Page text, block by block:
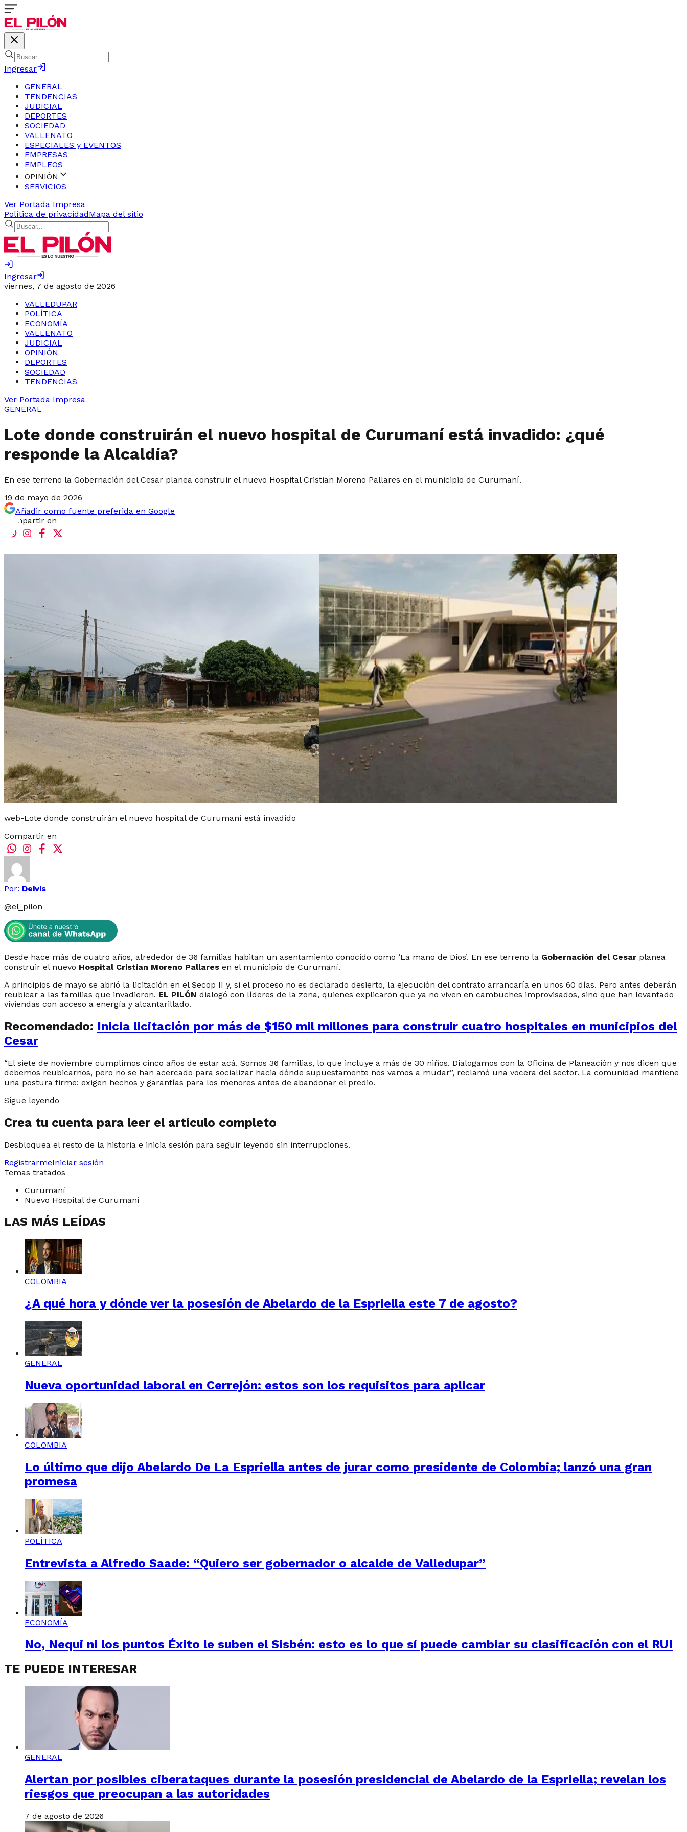
Ingresar
GENERAL
TENDENCIAS
JUDICIAL
DEPORTES
SOCIEDAD
VALLENATO
ESPECIALES y EVENTOS
EMPRESAS
EMPLEOS
OPINIÓN
SERVICIOS
Ver Portada Impresa
Política de privacidadMapa del sitio
Ingresar
viernes, 7 de agosto de 2026
VALLEDUPAR
POLÍTICA
ECONOMÍA
VALLENATO
JUDICIAL
OPINIÓN
DEPORTES
SOCIEDAD
TENDENCIAS
Ver Portada Impresa
GENERAL
Lote donde construirán el nuevo hospital de Curumaní está invadido: ¿qué
responde la Alcaldía?
En ese terreno la Gobernación del Cesar planea construir el nuevo Hospital Cristian Moreno Pallares en el municipio de Curumaní.
19 de mayo de 2026
Añadir como fuente preferida en Google
Compartir en
web-Lote donde construirán el nuevo hospital de Curumaní está invadido
Compartir en
Por: Deivis
@el_pilon
Desde hace más de cuatro años, alrededor de 36 familias habitan un asentamiento conocido como ‘La mano de Dios’. En ese terreno la Gobernación del Cesar planea
construir el nuevo Hospital Cristian Moreno Pallares en el municipio de Curumaní.
A principios de mayo se abrió la licitación en el Secop II y, si el proceso no es declarado desierto, la ejecución del contrato arrancaría en unos 60 días. Pero antes deberán
reubicar a las familias que invadieron. EL PILÓN dialogó con líderes de la zona, quienes explicaron que ya no viven en cambuches improvisados, sino que han levantado
viviendas con acceso a energía y alcantarillado.
Recomendado: Inicia licitación por más de $150 mil millones para construir cuatro hospitales en municipios del
Cesar
“El siete de noviembre cumplimos cinco años de estar acá. Somos 36 familias, lo que incluye a más de 30 niños. Dialogamos con la Oficina de Planeación y nos dicen que
debemos reubicarnos, pero no se han acercado para socializar hacia dónde supuestamente nos vamos a mudar”, reclamó una vocera del sector. La comunidad mantiene
una postura firme: exigen hechos y garantías para los menores antes de abandonar el predio.
Sigue leyendo
Crea tu cuenta para leer el artículo completo
Desbloquea el resto de la historia e inicia sesión para seguir leyendo sin interrupciones.
RegistrarmeIniciar sesión
Temas tratados
Curumaní
Nuevo Hospital de Curumaní
LAS MÁS LEÍDAS
COLOMBIA
¿A qué hora y dónde ver la posesión de Abelardo de la Espriella este 7 de agosto?
GENERAL
Nueva oportunidad laboral en Cerrejón: estos son los requisitos para aplicar
COLOMBIA
Lo último que dijo Abelardo De La Espriella antes de jurar como presidente de Colombia; lanzó una gran
promesa
POLÍTICA
Entrevista a Alfredo Saade: “Quiero ser gobernador o alcalde de Valledupar”
ECONOMÍA
No, Nequi ni los puntos Éxito le suben el Sisbén: esto es lo que sí puede cambiar su clasificación con el RUI
TE PUEDE INTERESAR
GENERAL
Alertan por posibles ciberataques durante la posesión presidencial de Abelardo de la Espriella; revelan los
riesgos que preocupan a las autoridades
7 de agosto de 2026